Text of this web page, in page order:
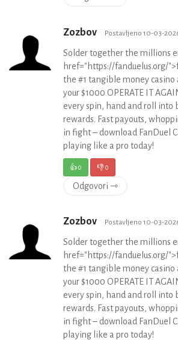
Zozbov Postavljeno 10-03-
Solder together the millions
href="https://fanduelus.org/
the #1 tangible money casino
your $1000 OPERATE IT
every spin, hand and roll into
rewards. Fast payouts,
in fight – download FanDuel
playing like a pro today!
👍0 👎0
Odgovori ⇾
Zozbov Postavljeno 10-03-
Solder together the millions
href="https://fanduelus.org/
the #1 tangible money casino
your $1000 OPERATE IT
every spin, hand and roll into
rewards. Fast payouts,
in fight – download FanDuel
playing like a pro today!